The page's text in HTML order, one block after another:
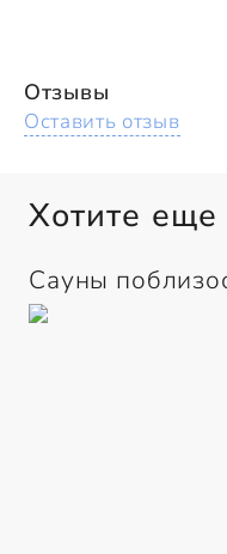
Отзывы
Оставить отзыв
Хотите
Сауны